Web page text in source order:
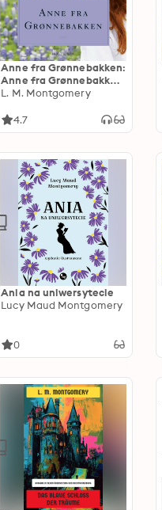
Anne fra Grønnebakken:
Anne fra Grønnebakken
1L. M. Montgomery
4.7
Ania na uniwersytecie
Lucy Maud Montgomery
0